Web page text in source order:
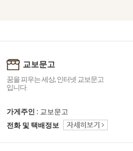
교보문고
꿈을 피우는 세상, 인터넷 교보문고
입니다.
가게주인 : 교보문고
전화 및 택배정보